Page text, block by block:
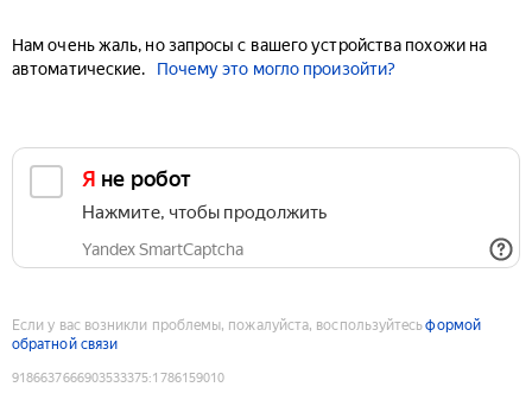
Нам очень жаль, но запросы с вашего устройства похожи на
автоматические.
Почему это могло произойти?
Я не робот
Нажмите, чтобы продолжить
Yandex SmartCaptcha
Если у вас возникли проблемы, пожалуйста, воспользуйтесьформой
обратной связи
9186637666903533375:1786159010